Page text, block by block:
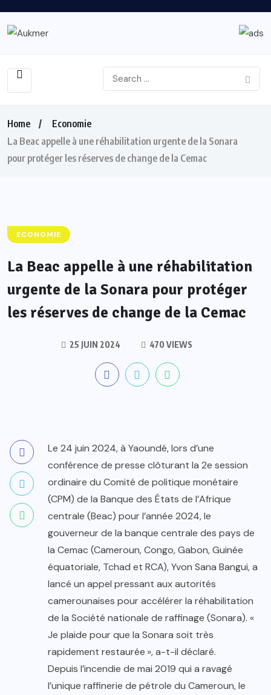
Home
Economie
La Beac appelle à une réhabilitation urgente de la Sonara
pour protéger les réserves de change de la Cemac
ECONOMIE
La Beac appelle à une réhabilitation
urgente de la Sonara pour protéger
les réserves de change de la Cemac
25 JUIN 2024 470 VIEWS
Le 24 juin 2024, à Yaoundé, lors d’une
conférence de presse clôturant la 2e session
ordinaire du Comité de politique monétaire
(CPM) de la Banque des États de l’Afrique
centrale (Beac) pour l’année 2024, le
gouverneur de la banque centrale des pays de
la Cemac (Cameroun, Congo, Gabon, Guinée
équatoriale, Tchad et RCA), Yvon Sana Bangui, a
lancé un appel pressant aux autorités
camerounaises pour accélérer la réhabilitation
de la Société nationale de raffinage (Sonara). «
Je plaide pour que la Sonara soit très
rapidement restaurée », a-t-il déclaré.
Depuis l’incendie de mai 2019 qui a ravagé
l’unique raffinerie de pétrole du Cameroun, le